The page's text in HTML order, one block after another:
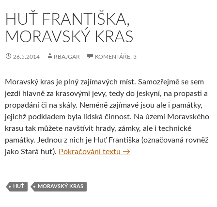
HUŤ FRANTIŠKA,
MORAVSKÝ KRAS
26.5.2014 RBAJGAR KOMENTÁŘE: 3
Moravský kras je plný zajímavých míst. Samozřejmě se sem
jezdí hlavně za krasovými jevy, tedy do jeskyní, na propasti a
propadání či na skály. Neméně zajímavé jsou ale i památky,
jejichž podkladem byla lidská činnost. Na území Moravského
krasu tak můžete navštívit hrady, zámky, ale i technické
památky. Jednou z nich je Huť Františka (označovaná rovněž
jako Stará huť). Pokračování textu Huť Františka, Moravský
→
HUŤ MORAVSKÝ KRAS